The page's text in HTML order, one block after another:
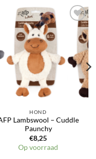
Toevoegen
verlanglijst
HOND
Lambswool – Cuddle
Paunchy
€8,25
Op voorraad